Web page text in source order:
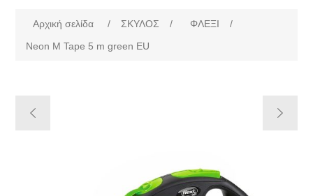
Αρχική σελίδα / ΣΚΥΛΟΣ / ΦΛΕΞΙ
/
Neon M Tape 5 m green EU